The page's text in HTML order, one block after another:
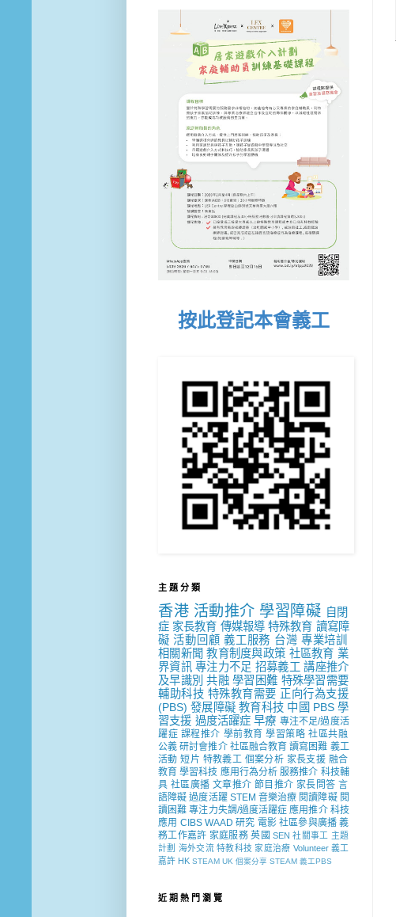
按此登記本會義工
主 題 分 類
香港 活動推介 學習障礙 自閉
症 家長教育 傳媒報導 特殊教育 讀寫障
礙 活動回顧 義工服務 台灣 專業培訓
相關新聞 教育制度與政策 社區教育 業
界資訊 專注力不足 招募義工 講座推介
及早識別 共融 學習困難 特殊學習需要
輔助科技 特殊教育需要 正向行為支援
(PBS) 發展障礙 教育科技 中國 PBS 學
習支援 過度活躍症 早療 專注不足/過度活
躍症 課程推介 學前教育 學習策略 社區共融
公義 研討會推介 社區融合教育 讀寫困難 義工
活動 短片 特教義工 個案分析 家長支援 融合
教育 學習科技 應用行為分析 服務推介 科技輔
具 社區廣播 文章推介 節目推介 家長問答 言
語障礙 過度活躍 STEM 音樂治療 閱讀障礙 閱
讀困難 專注力失調/過度活躍症 應用推介 科技
應用 CIBS WAAD 研究 電影 社區參與廣播 義
務工作嘉許 家庭服務 英國 SEN 社關事工 主題
計劃 海外交流 特教科技 家庭治療 Volunteer 義工
嘉許 HK STEAM UK 個案分享 STEAM 義工PBS
近 期 熱 門 瀏 覽